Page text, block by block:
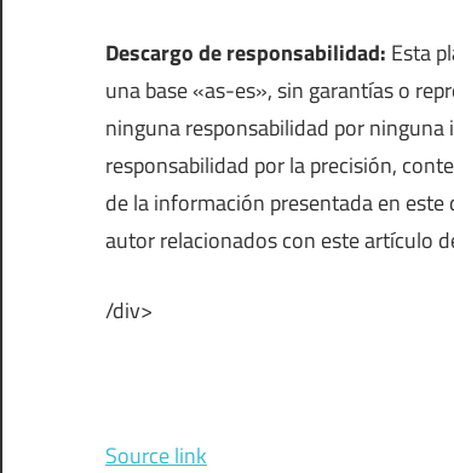
Descargo de responsabilidad: Esta
una base «as-es», sin garantías o
ninguna responsabilidad por
responsabilidad por la precisión,
de la información presentada en
autor relacionados con este artículo
/div>
Source link